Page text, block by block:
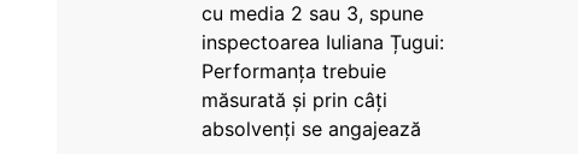
cu media 2 sau 3, spune
inspectoarea Iuliana Țugui:
Performanța trebuie
măsurată și prin câți
absolvenți se angajează